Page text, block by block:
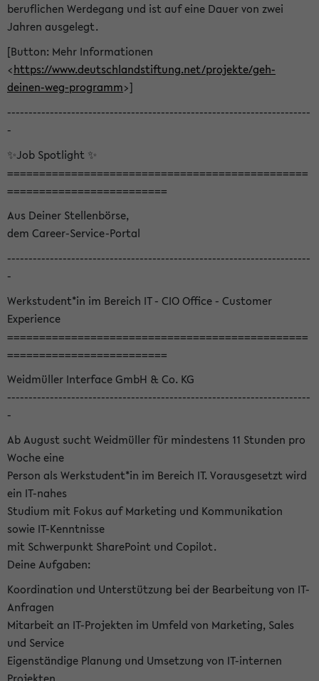
beruflichen Werdegang und ist auf eine Dauer von zwei
Jahren ausgelegt.
[Button: Mehr Informationen
<https://www.deutschlandstiftung.net/projekte/geh-
deinen-weg-programm>]
-----------------------------------------------------------------------
-
✨Job Spotlight ✨
===============================================
=========================
Aus Deiner Stellenbörse,
dem Career-Service-Portal
-----------------------------------------------------------------------
-
Werkstudent*in im Bereich IT - CIO Office - Customer
Experience
===============================================
=========================
Weidmüller Interface GmbH & Co. KG
-----------------------------------------------------------------------
-
Ab August sucht Weidmüller für mindestens 11 Stunden pro
Woche eine
Person als Werkstudent*in im Bereich IT. Vorausgesetzt wird
ein IT-nahes
Studium mit Fokus auf Marketing und Kommunikation
sowie IT-Kenntnisse
mit Schwerpunkt SharePoint und Copilot.
Deine Aufgaben:
Koordination und Unterstützung bei der Bearbeitung von IT-
Anfragen
Mitarbeit an IT-Projekten im Umfeld von Marketing, Sales
und Service
Eigenständige Planung und Umsetzung von IT-internen